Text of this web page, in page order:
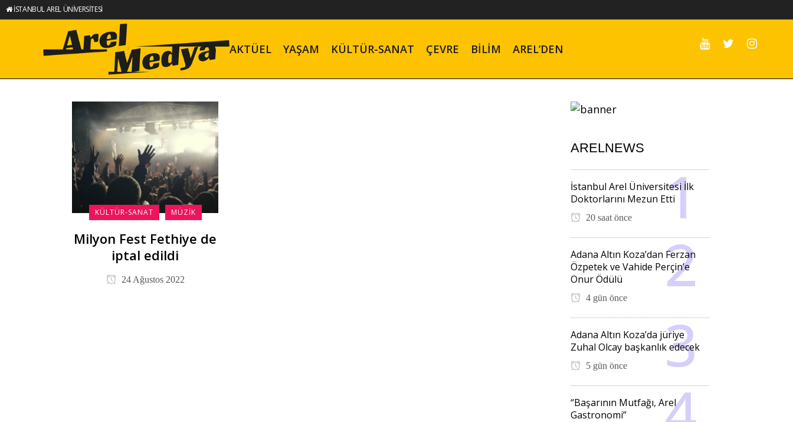
İSTANBUL AREL ÜNİVERSİTESİ
AKTÜEL YAŞAM KÜLTÜR-SANAT ÇEVRE BILIM AREL’DEN
KÜLTÜR-SANAT MÜZIK
Milyon Fest Fethiye de
iptal edildi
24 Ağustos 2022
ARELNEWS
İstanbul Arel Üniversitesi İlk
Doktorlarını Mezun Etti
20 saat önce
Adana Altın Koza’dan Ferzan
Özpetek ve Vahide Perçin’e
Onur Ödülü
4 gün önce
Adana Altın Koza’da jüriye
Zuhal Olcay başkanlık edecek
5 gün önce
“Başarının Mutfağı, Arel
Gastronomi”